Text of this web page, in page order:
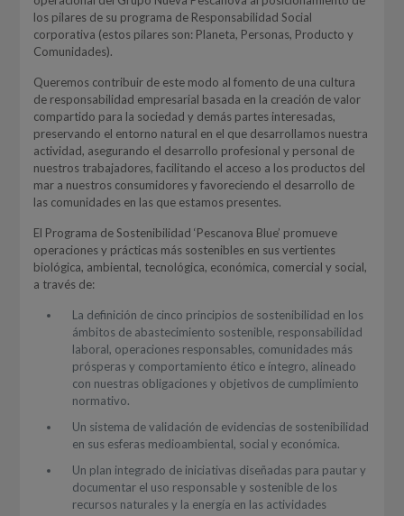
los pilares de su programa de Responsabilidad Social
corporativa (estos pilares son: Planeta, Personas, Producto y
Comunidades).
Queremos contribuir de este modo al fomento de una cultura
de responsabilidad empresarial basada en la creación de valor
compartido para la sociedad y demás partes interesadas,
preservando el entorno natural en el que desarrollamos nuestra
actividad, asegurando el desarrollo profesional y personal de
nuestros trabajadores, facilitando el acceso a los productos del
mar a nuestros consumidores y favoreciendo el desarrollo de
las comunidades en las que estamos presentes.
El Programa de Sostenibilidad ‘Pescanova Blue’ promueve
operaciones y prácticas más sostenibles en sus vertientes
biológica, ambiental, tecnológica, económica, comercial y social,
a través de:
La definición de cinco principios de sostenibilidad en los
ámbitos de abastecimiento sostenible, responsabilidad
laboral, operaciones responsables, comunidades más
prósperas y comportamiento ético e íntegro, alineado
con nuestras obligaciones y objetivos de cumplimiento
normativo.
Un sistema de validación de evidencias de sostenibilidad
en sus esferas medioambiental, social y económica.
Un plan integrado de iniciativas diseñadas para pautar y
documentar el uso responsable y sostenible de los
recursos naturales y la energía en las actividades